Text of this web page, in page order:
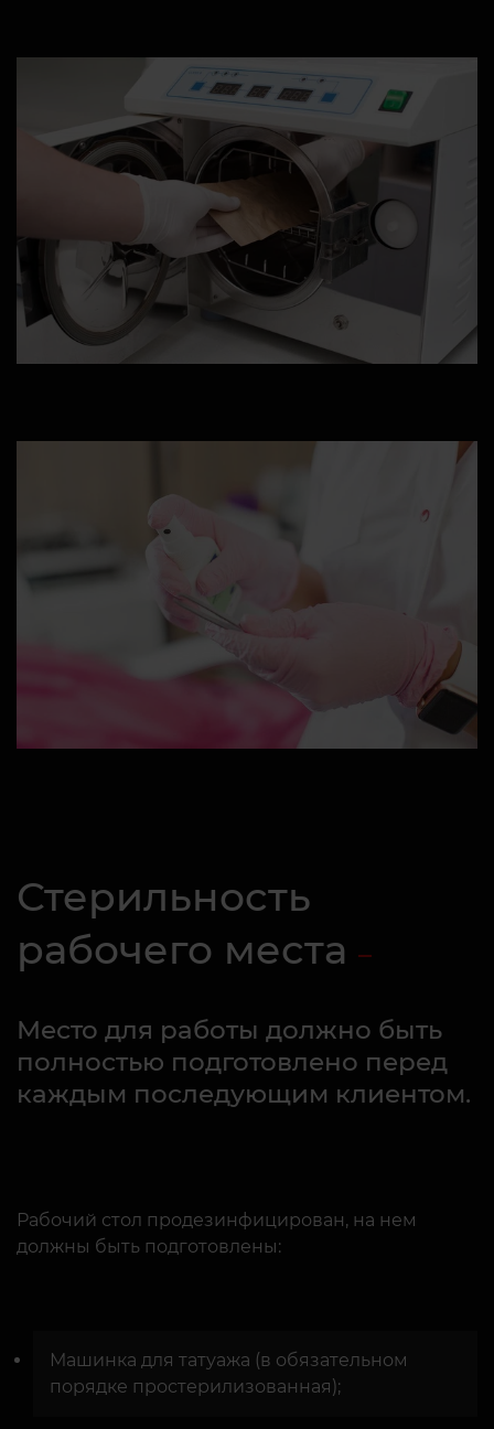
Стерильность
рабочего места
Место для работы должно быть
полностью подготовлено перед
каждым последующим клиентом.
Рабочий стол продезинфицирован, на нем
должны быть подготовлены:
Машинка для татуажа (в обязательном
порядке простерилизованная);